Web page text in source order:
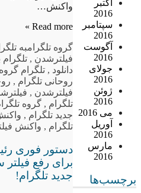
اکتبر
2016
سپتامبر
2016
آگوست
2016
جولای
2016
ژوئن
2016
می 2016
آوریل
2016
مارس
2016
برچسب‌ها
واکنش…
Read more »
گروه تلگرامبه
فیلترشدن , تلگرام
دانلود , تلگرام گروه
روحانی تلگرام ,
فیلترشدن ,
تلگرام , گروه
جدید تلگرام ,
تلگرام , واکنش
دستور فوری
برای رفع
جدید تلگرام!